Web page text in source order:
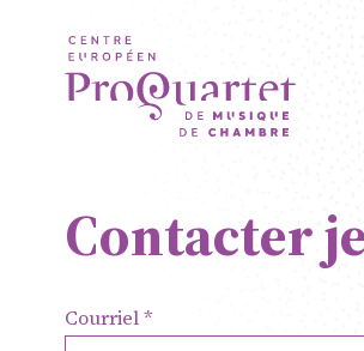
Contacter
Courriel